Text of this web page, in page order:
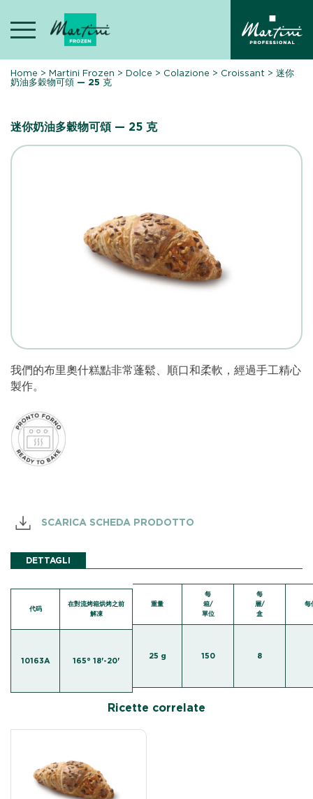
content
Home >Martini Frozen >Dolce > Colazione > Croissant >迷你
奶油多穀物可頌 — 25 克
迷你奶油多穀物可頌 — 25 克
我們的布里奧什糕點非常蓬鬆、順口和柔軟，經過手工精心
製作。
SCARICA SCHEDA PRODOTTO
DETTAGLI
代码
在對流烤箱烘烤之前
解凍
10163A 165° 18'-20'
重量
每
箱/
單位
每
層/
盒
每
25 g 150 8
Ricette correlate